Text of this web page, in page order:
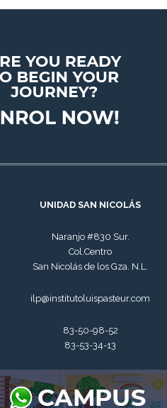
UNIDAD SAN NICOLÁS
Naranjo #830 Sur.
Col.Centro
San Nicolás de los Gza. N.L.
ilp@institutoluispasteur.com
83-50-98-52
83-53-34-13